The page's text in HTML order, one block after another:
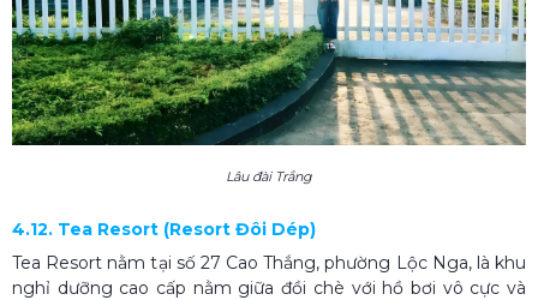
Lâu đài Trắng
4.12. Tea Resort (Resort Đôi Dép)
Tea Resort nằm tại số 27 Cao Thắng, phường Lộc Nga, là khu
nghỉ dưỡng cao cấp nằm giữa đồi chè với hồ bơi vô cực và